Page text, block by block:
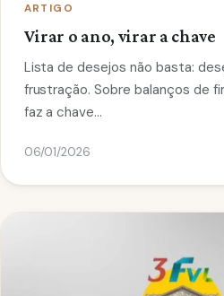
ARTIGO
Virar o ano, virar a chave
Lista de desejos não basta:
frustração. Sobre balanços de
faz a chave…
06/01/2026